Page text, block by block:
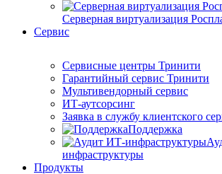
Серверная виртуализация
Сервис
Сервисные центры Тринити
Гарантийный сервис Тринити
Мультивендорный сервис
ИТ-аутсорсинг
Заявка в службу клиентского
Поддержка
инфраструктуры
Продукты